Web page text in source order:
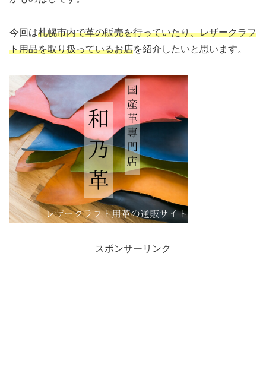
今回は札幌市内で革の販売を行っていたり、レザークラフ
ト用品を取り扱っているお店を紹介したいと思います。
スポンサーリンク